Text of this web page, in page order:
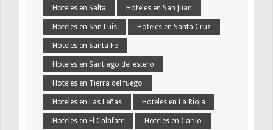
Hoteles en Salta Hoteles en San Juan
Hoteles en San Luis Hoteles en Santa Cruz
Hoteles en Santa Fe
Hoteles en Santiago del estero
Hoteles en Tierra del fuego
Hoteles en Las Leñas Hoteles en La Rioja
Hoteles en El Calafate Hoteles en Carilo